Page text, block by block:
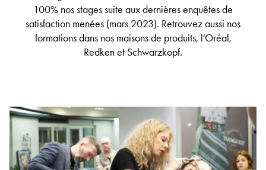
100% nos stages suite aux dernières enquêtes de
satisfaction menées (mars 2023). Retrouvez aussi nos
formations dans nos maisons de produits, l'Oréal,
Redken et Schwarzkopf.